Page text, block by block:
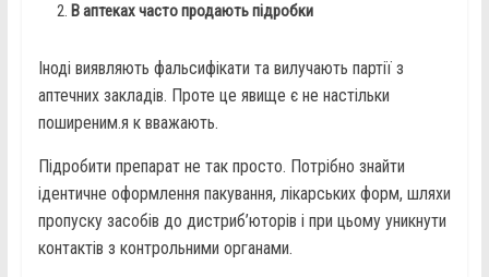
В аптеках часто продають підробки
Іноді виявляють фальсифікати та вилучають партії з
аптечних закладів. Проте це явище є не настільки
поширеним.я к вважають.
Підробити препарат не так просто. Потрібно знайти
ідентичне оформлення пакування, лікарських форм, шляхи
пропуску засобів до дистриб’юторів і при цьому уникнути
контактів з контрольними органами.